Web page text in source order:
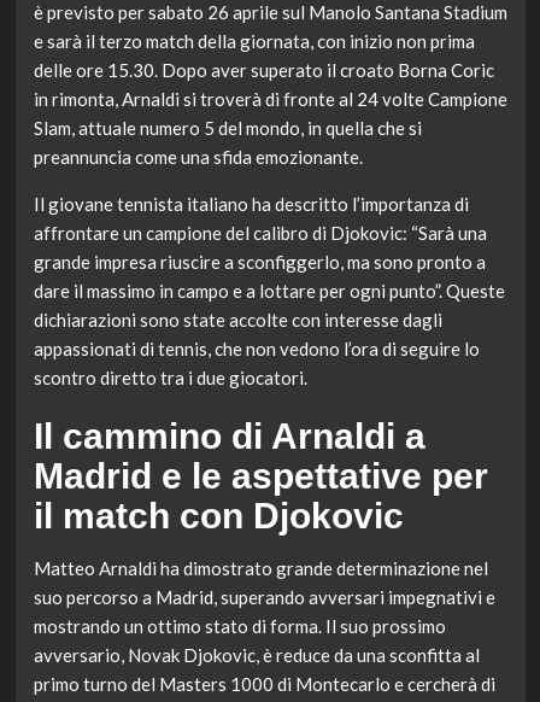
è previsto per sabato 26 aprile sul Manolo Santana Stadium
e sarà il terzo match della giornata, con inizio non prima
delle ore 15.30. Dopo aver superato il croato Borna Coric
in rimonta, Arnaldi si troverà di fronte al 24 volte Campione
Slam, attuale numero 5 del mondo, in quella che si
preannuncia come una sfida emozionante.
Il giovane tennista italiano ha descritto l’importanza di
affrontare un campione del calibro di Djokovic: “Sarà una
grande impresa riuscire a sconfiggerlo, ma sono pronto a
dare il massimo in campo e a lottare per ogni punto”. Queste
dichiarazioni sono state accolte con interesse dagli
appassionati di tennis, che non vedono l’ora di seguire lo
scontro diretto tra i due giocatori.
Il cammino di Arnaldi a
Madrid e le aspettative per
il match con Djokovic
Matteo Arnaldi ha dimostrato grande determinazione nel
suo percorso a Madrid, superando avversari impegnativi e
mostrando un ottimo stato di forma. Il suo prossimo
avversario, Novak Djokovic, è reduce da una sconfitta al
primo turno del Masters 1000 di Montecarlo e cercherà di